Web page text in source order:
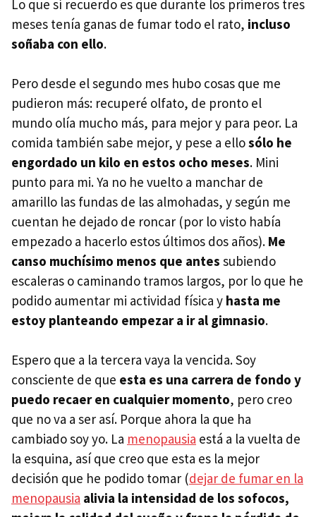
Lo que sí recuerdo es que durante los primeros tres
meses tenía ganas de fumar todo el rato, incluso
soñaba con ello.
Pero desde el segundo mes hubo cosas que me
pudieron más: recuperé olfato, de pronto el
mundo olía mucho más, para mejor y para peor. La
comida también sabe mejor, y pese a ellosólo he
engordado un kilo en estos ocho meses. Mini
punto para mi. Ya no he vuelto a manchar de
amarillo las fundas de las almohadas, y según me
cuentan he dejado de roncar (por lo visto había
empezado a hacerlo estos últimos dos años). Me
canso muchísimo menos que antes subiendo
escaleras o caminando tramos largos, por lo que he
podido aumentar mi actividad física y hasta me
estoy planteando empezar a ir al gimnasio.
Espero que a la tercera vaya la vencida. Soy
consciente de que esta es una carrera de fondo y
puedo recaer en cualquier momento, pero creo
que no va a ser así. Porque ahora la que ha
cambiado soy yo. La menopausia está a la vuelta de
la esquina, así que creo que esta es la mejor
decisión que he podido tomar (dejar de fumar en la
menopausia alivia la intensidad de los sofocos,